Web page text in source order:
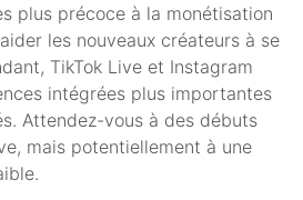
plus précoce à la monétisation
les nouveaux créateurs à se
TikTok Live et Instagram
intégrées plus importantes
Attendez-vous à des débuts
mais potentiellement à une